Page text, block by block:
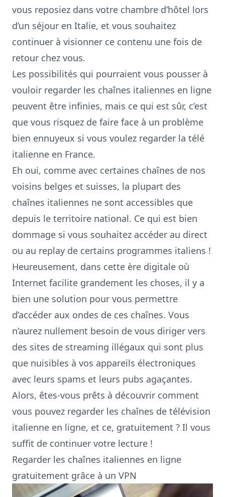
vous reposiez dans votre chambre d’hôtel lors
d’un séjour en Italie, et vous souhaitez
continuer à visionner ce contenu une fois de
retour chez vous.
Les possibilités qui pourraient vous pousser à
vouloir regarder les chaînes italiennes en ligne
peuvent être infinies, mais ce qui est sûr, c’est
que vous risquez de faire face à un problème
bien ennuyeux si vous voulez regarder la télé
italienne en France.
Eh oui, comme avec certaines chaînes de nos
voisins belges et suisses, la plupart des
chaînes italiennes ne sont accessibles que
depuis le territoire national. Ce qui est bien
dommage si vous souhaitez accéder au direct
ou au replay de certains programmes italiens !
Heureusement, dans cette ère digitale où
Internet facilite grandement les choses, il y a
bien une solution pour vous permettre
d’accéder aux ondes de ces chaînes. Vous
n’aurez nullement besoin de vous diriger vers
des sites de streaming illégaux qui sont plus
que nuisibles à vos appareils électroniques
avec leurs spams et leurs pubs agaçantes.
Alors, êtes-vous prêts à découvrir comment
vous pouvez regarder les chaînes de télévision
italienne en ligne, et ce, gratuitement ? Il vous
suffit de continuer votre lecture !
Regarder les chaînes italiennes en ligne
gratuitement grâce à un VPN